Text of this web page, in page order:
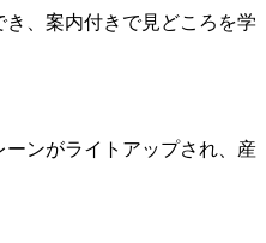
、案内付きで見どころを学
ンがライトアップされ、産